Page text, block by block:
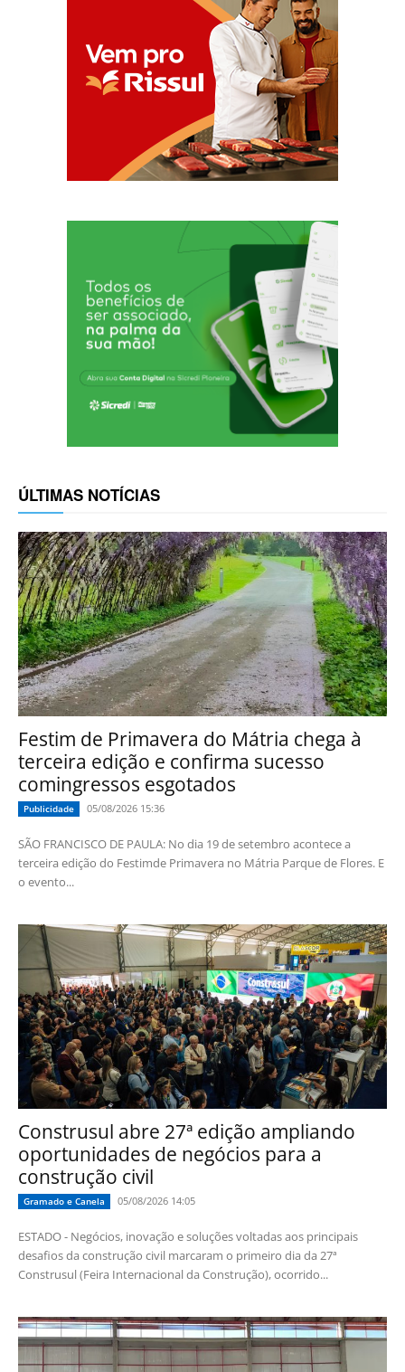
ÚLTIMAS NOTÍCIAS
Festim de Primavera do Mátria chega à
terceira edição e confirma sucesso
comingressos esgotados
Publicidade 05/08/2026 15:36
SÃO FRANCISCO DE PAULA: No dia 19 de setembro acontece a
terceira edição do Festimde Primavera no Mátria Parque de Flores. E
o evento...
Construsul abre 27ª edição ampliando
oportunidades de negócios para a
construção civil
Gramado e Canela 05/08/2026 14:05
ESTADO - Negócios, inovação e soluções voltadas aos principais
desafios da construção civil marcaram o primeiro dia da 27ª
Construsul (Feira Internacional da Construção), ocorrido...